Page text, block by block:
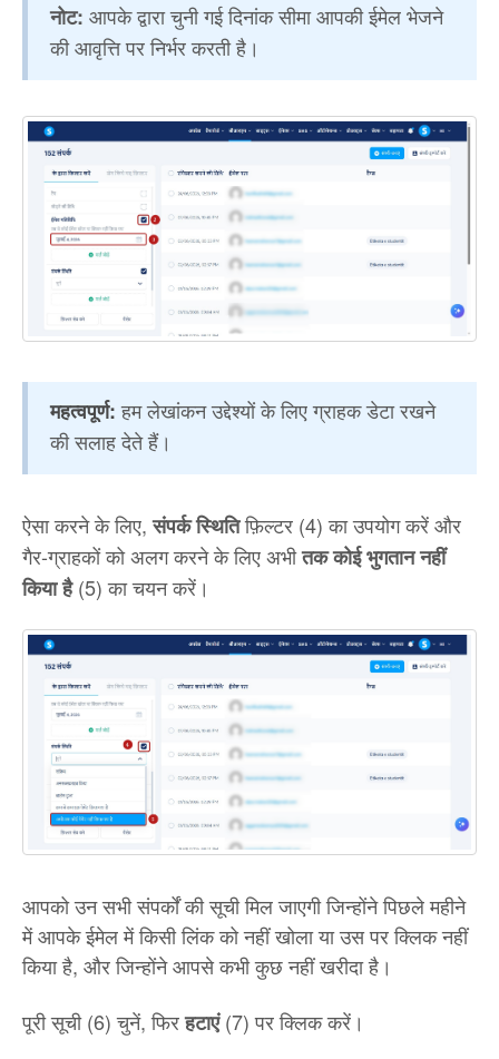
नोट: आपके द्वारा चुनी गई दिनांक सीमा आपकी ईमेल भेजने
की आवृत्ति पर निर्भर करती है।
महत्वपूर्ण:हम लेखांकन उद्देश्यों के लिए ग्राहक डेटा रखने
की सलाह देते हैं।
ऐसा करने के लिए,संपर्क स्थितिफ़िल्टर (4) का उपयोग करें और
गैर-ग्राहकों को अलग करने के लिए अभीतक कोई भुगतान नहीं
किया है(5) का चयन करें।
आपको उन सभी संपर्कों की सूची मिल जाएगी जिन्होंने पिछले महीने
में आपके ईमेल में किसी लिंक को नहीं खोला या उस पर क्लिक नहीं
किया है, और जिन्होंने आपसे कभी कुछ नहीं खरीदा है।
पूरी सूची (6) चुनें, फिरहटाएं(7) पर क्लिक करें।